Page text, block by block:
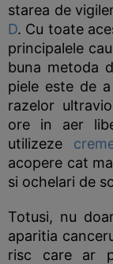
starea de
D. Cu toate
principalele
buna metoda
piele este de
razelor
ore in aer
utilizeze
acopere cat
si ochelari de
Totusi, nu
aparitia
risc care ar